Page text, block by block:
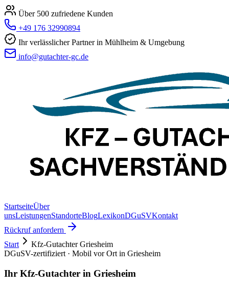
Über 500 zufriedene Kunden
+49 176 32990894
Ihr verlässlicher Partner in Mühlheim & Umgebung
info@gutachter-gc.de
StartseiteÜber
unsLeistungenStandorteBlogLexikonDGuSVKontakt
Rückruf anfordern
Start
Kfz-GutachterGriesheim
DGuSV-zertifiziert · Mobil vor Ort in Griesheim
Ihr Kfz-Gutachter in Griesheim